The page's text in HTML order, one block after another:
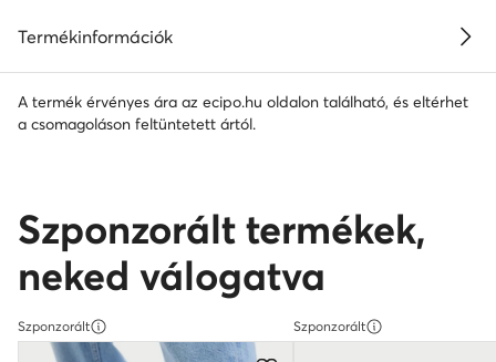
Termékinformációk
A termék érvényes ára az ecipo.hu oldalon található, és eltérhet
a csomagoláson feltüntetett ártól.
Szponzorált termékek,
neked válogatva
Szponzorált Szponzorált